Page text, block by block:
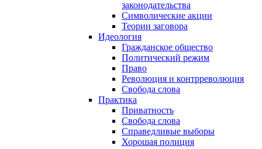
законодательства
Символические акции
Теории заговора
Идеология
Гражданское общество
Политический режим
Право
Революция и контрреволюция
Свобода слова
Практика
Приватность
Свобода слова
Справедливые выборы
Хорошая полиция